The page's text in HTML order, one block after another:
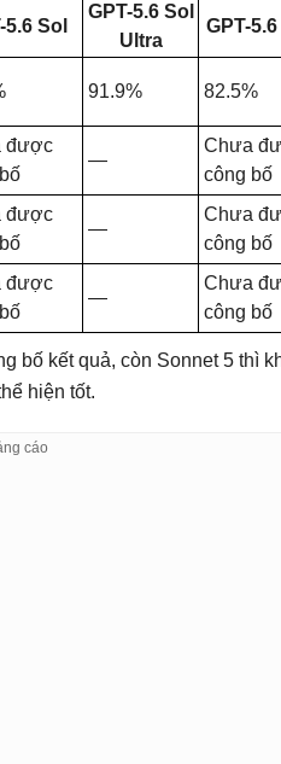
5.6 Sol
GPT-5.6 Sol
Ultra
GPT-
91.9% 82.5%
được
—
Chưa
công bố
được
—
Chưa
công bố
được
—
Chưa
công bố
bố kết quả, còn Sonnet 5 thì
hiện tốt.